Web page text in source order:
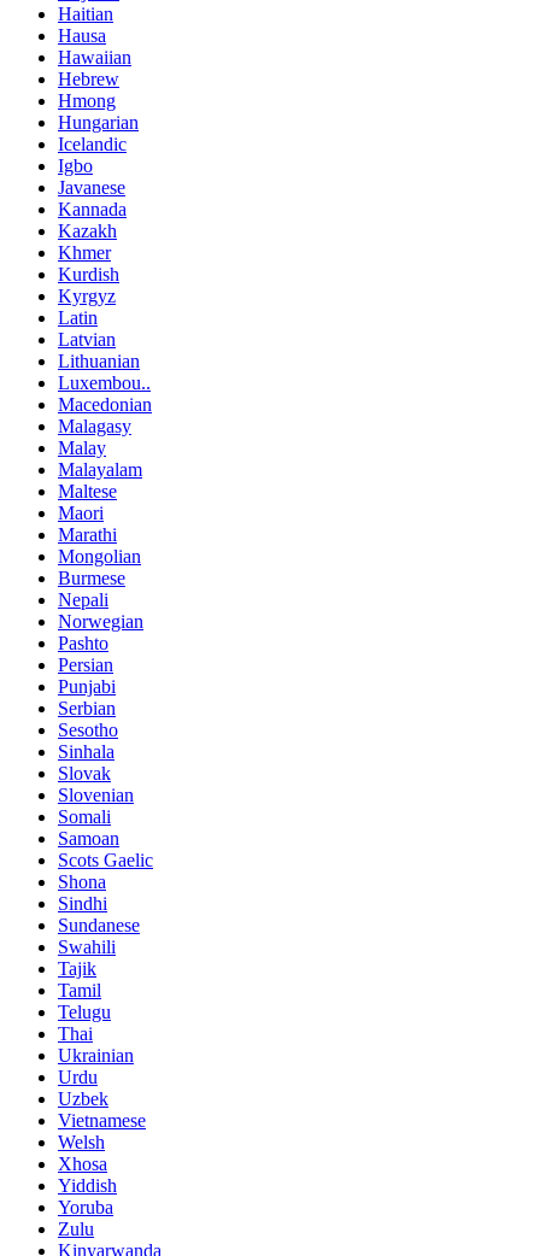
Haitian
Hausa
Hawaiian
Hebrew
Hmong
Hungarian
Icelandic
Igbo
Javanese
Kannada
Kazakh
Khmer
Kurdish
Kyrgyz
Latin
Latvian
Lithuanian
Luxembou..
Macedonian
Malagasy
Malay
Malayalam
Maltese
Maori
Marathi
Mongolian
Burmese
Nepali
Norwegian
Pashto
Persian
Punjabi
Serbian
Sesotho
Sinhala
Slovak
Slovenian
Somali
Samoan
Scots Gaelic
Shona
Sindhi
Sundanese
Swahili
Tajik
Tamil
Telugu
Thai
Ukrainian
Urdu
Uzbek
Vietnamese
Welsh
Xhosa
Yiddish
Yoruba
Zulu
Kinyarwanda